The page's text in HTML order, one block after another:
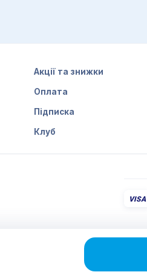
Акції та знижки
Оплата
Підписка
Клуб
VISA